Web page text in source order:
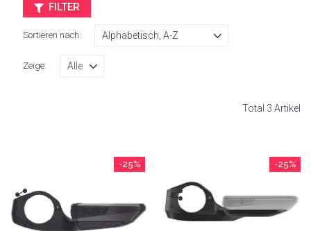
FILTER
Sortieren nach:
Zeige:
Total 3 Artikel
-25% -25%